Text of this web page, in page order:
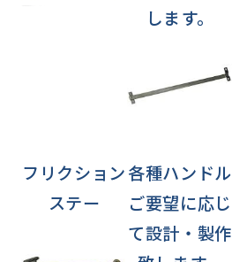
します。
フリクション
ステー
各種ハンドル
ご要望に応じ
て設計・製作